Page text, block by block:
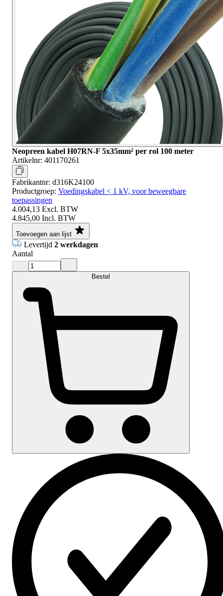
Neopreen kabel H07RN-F 5x35mm² per rol 100 meter
Artikelnr: 401170261
Fabrikantnr: d316K24100
Productgroep: Voedingskabel < 1 kV, voor beweegbare
toepassingen
4.004,13 Excl. BTW
4.845,00 Incl. BTW
Toevoegen aan lijst
Levertijd 2 werkdagen
Aantal
Bestel